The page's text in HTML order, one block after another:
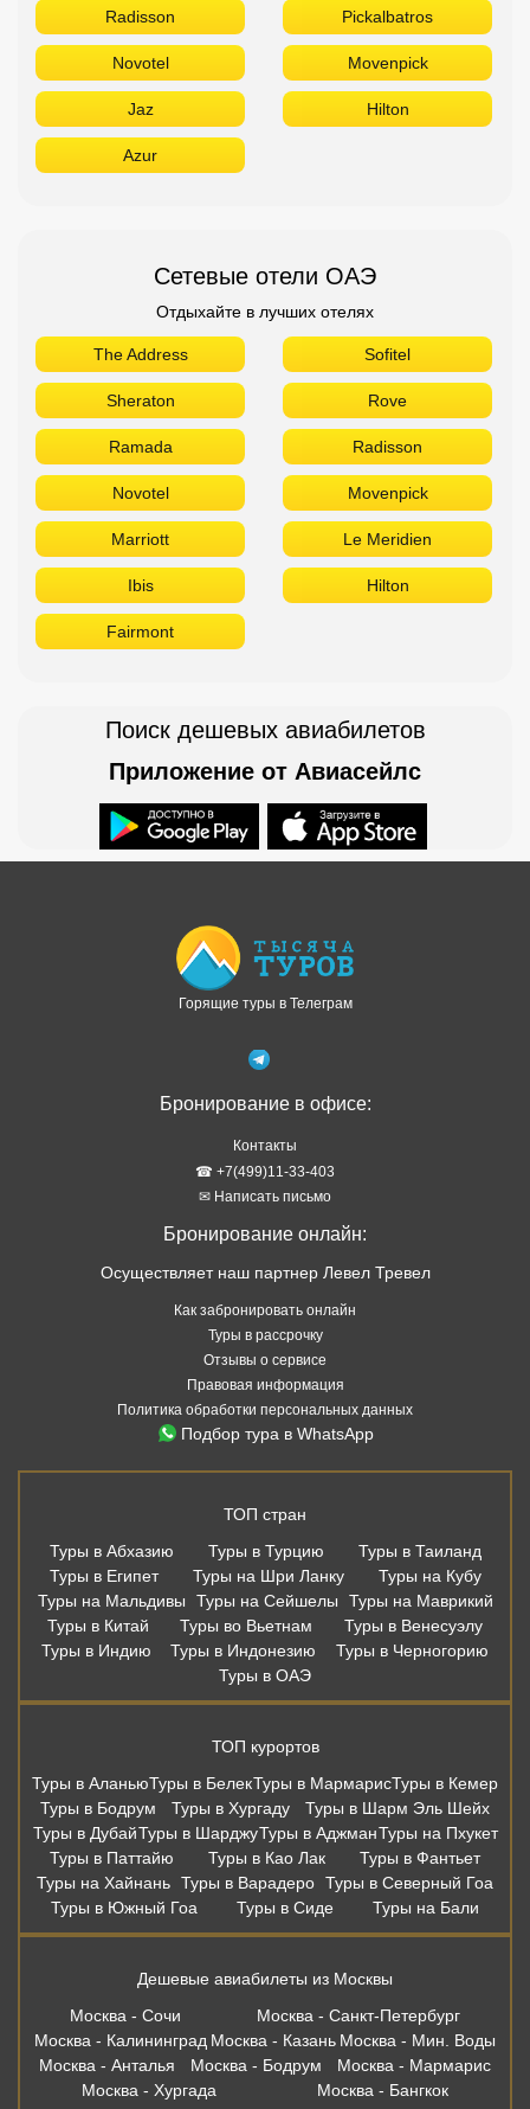
Radisson Pickalbatros
Novotel Movenpick
Jaz Hilton
Azur
Сетевые отели ОАЭ
Отдыхайте в лучших отелях
The Address Sofitel
Sheraton Rove
Ramada Radisson
Novotel Movenpick
Marriott Le Meridien
Ibis Hilton
Fairmont
Поиск дешевых авиабилетов
Приложение от Авиасейлс
Горящие туры в Телеграм
Бронирование в офисе:
Контакты
☎ +7(499)11-33-403
✉ Написать письмо
Бронирование онлайн:
Осуществляет наш партнер Левел Тревел
Как забронировать онлайн
Туры в рассрочку
Отзывы о сервисе
Правовая информация
Политика обработки персональных данных
Подбор тура в WhatsApp
ТОП стран
Туры в Абхазию
Туры в Турцию
Туры в Таиланд
Туры в Египет
Туры на Шри Ланку
Туры на Кубу
Туры на Мальдивы
Туры на Сейшелы
Туры на Маврикий
Туры в Китай
Туры во Вьетнам
Туры в Венесуэлу
Туры в Индию
Туры в Индонезию
Туры в Черногорию
Туры в ОАЭ
ТОП курортов
Туры в АланьюТуры в БелекТуры в МармарисТуры в Кемер
Туры в Бодрум
Туры в Хургаду
Туры в Шарм Эль Шейх
Туры в ДубайТуры в ШарджуТуры в АджманТуры на Пхукет
Туры в Паттайю
Туры в Као Лак
Туры в Фантьет
Туры на Хайнань Туры в Варадеро Туры в Северный Гоа
Туры в Южный Гоа
Туры в Сиде Туры на Бали
Дешевые авиабилеты из Москвы
Москва - Сочи
Москва - Санкт-Петербург
Москва - Калининград Москва - Казань Москва - Мин. Воды
Москва - Анталья
Москва - Бодрум
Москва - Мармарис
Москва - Хургада
Москва - Бангкок